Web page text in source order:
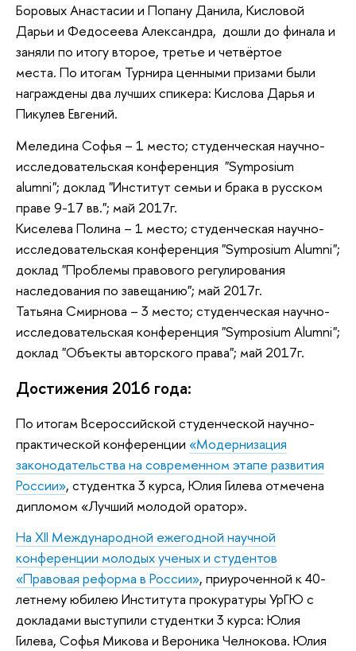
Боровых Анастасии и Попану Данила, Кисловой
Дарьи и Федосеева Александра, дошли до финала и
заняли по итогу второе, третье и четвёртое
места. По итогам Турнира ценными призами были
награждены два лучших спикера: Кислова Дарья и
Пикулев Евгений.
Меледина Софья – 1 место; студенческая научно-
исследовательская конференция "Symposium
alumni"; доклад "Институт семьи и брака в русском
праве 9-17 вв."; май 2017г.
Киселева Полина – 1 место; студенческая научно-
исследовательская конференция "Symposium Alumni";
доклад "Проблемы правового регулирования
наследования по завещанию"; май 2017г.
Татьяна Смирнова – 3 место; студенческая научно-
исследовательская конференция "Symposium Alumni";
доклад "Объекты авторского права"; май 2017г.
Достижения 2016 года:
По итогам Всероссийской студенческой научно-
практической конференции «Модернизация
законодательства на современном этапе развития
России», студентка 3 курса, Юлия Гилева отмечена
дипломом «Лучший молодой оратор».
На XII Международной ежегодной научной
конференции молодых ученых и студентов
«Правовая реформа в России», приуроченной к 40-
летнему юбилею Института прокуратуры УрГЮ с
докладами выступили студентки 3 курса: Юлия
Гилева, Софья Микова и Вероника Челнокова. Юлия